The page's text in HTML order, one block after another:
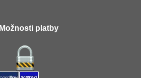
Možnosti platby